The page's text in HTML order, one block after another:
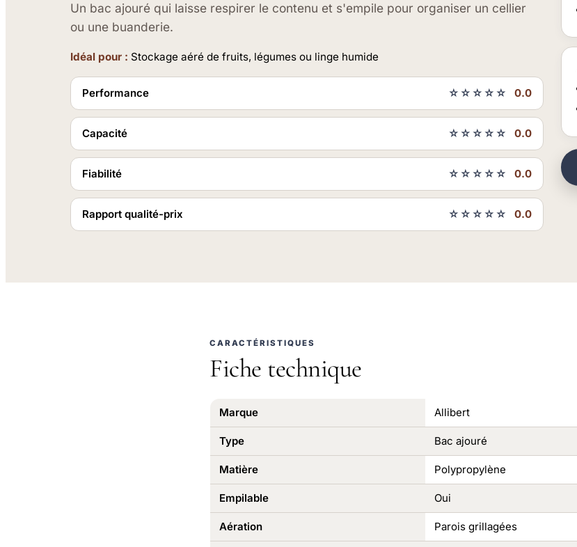
Un bac ajouré qui laisse respirer le contenu et s'empile pour organiser un cellier
ou une buanderie.
Idéal pour : Stockage aéré de fruits, légumes ou linge humide
Performance ☆☆☆☆☆ 0.0
Capacité ☆☆☆☆☆ 0.0
Fiabilité ☆☆☆☆☆ 0.0
Rapport qualité-prix ☆☆☆☆☆ 0.0
CARACTÉRISTIQUES
Fiche technique
Marque Allibert
Type Bac ajouré
Matière Polypropylène
Empilable Oui
Aération Parois grillagées